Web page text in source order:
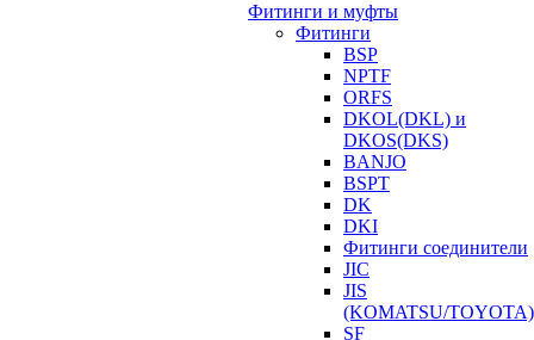
Фитинги и муфты
Фитинги
BSP
NPTF
ORFS
DKOL(DKL) и
DKOS(DKS)
BANJO
BSPT
DK
DKI
Фитинги соединители
JIC
JIS
(KOMATSU/TOYOTA)
SF